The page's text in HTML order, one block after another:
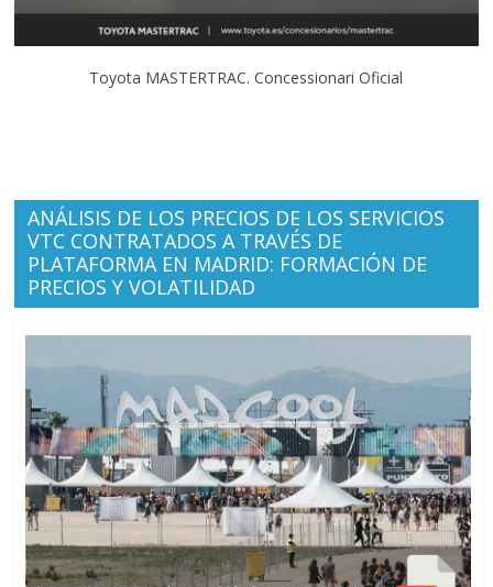
Toyota MASTERTRAC. Concessionari Oficial
ANÁLISIS DE LOS PRECIOS DE LOS SERVICIOS
VTC CONTRATADOS A TRAVÉS DE
PLATAFORMA EN MADRID: FORMACIÓN DE
PRECIOS Y VOLATILIDAD